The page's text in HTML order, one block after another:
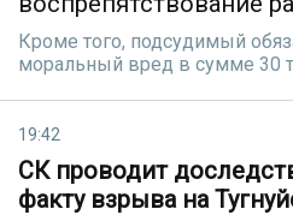
Кроме того, подсудимый
моральный вред в сумме 30
19:42
СК проводит
факту взрыва на